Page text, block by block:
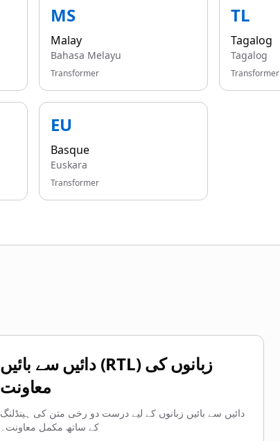
MS
Malay
Bahasa Melayu
Transformer
TL
Tagalog
Tagalog
Transformer
EU
Basque
Euskara
Transformer
دائیں سے بائیں (RTL) زبانوں کی
معاونت
دائیں سے بائیں زبانوں کے لیے درست دو رخی متن کی ہینڈلنگ
کے ساتھ مکمل معاونت۔